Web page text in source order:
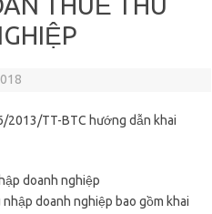
2013/TT-BTC hướng dẫn khai
doanh nghiệp
doanh nghiệp bao gồm khai